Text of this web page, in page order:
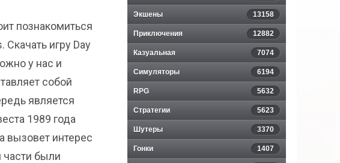
познакомиться
игру Day
у нас и
собой
является
1989 года
вызовет интерес
части были
Экшены 13158
Приключения 12882
Казуальная 7074
Симуляторы 6194
RPG 5632
Стратегии 5623
Шутеры 3370
Гонки 1407